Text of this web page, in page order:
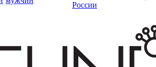
России